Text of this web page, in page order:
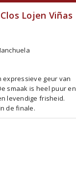
Lojen Viñas
expressieve geur van
smaak is heel puur en
levendige frisheid.
de finale.